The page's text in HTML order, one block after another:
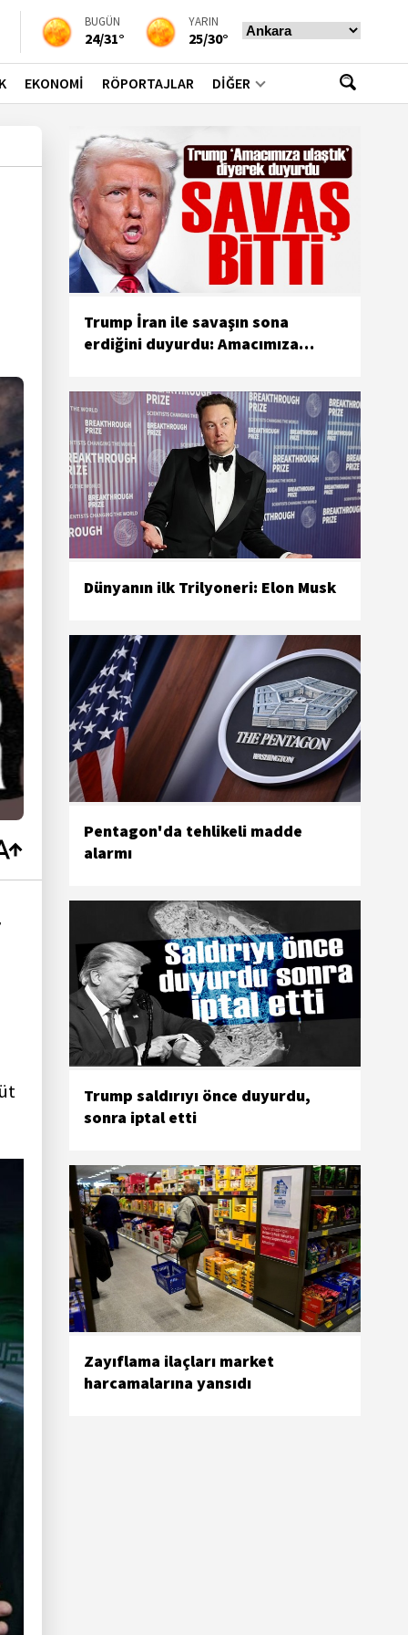
BUGÜN
24/31°
YARIN
25/30°
EKONOMİ RÖPORTAJLAR DİĞER
Trump İran ile savaşın sona
erdiğini duyurdu: Amacımıza
Dünyanın ilk Trilyoneri: Elon Musk
Pentagon'da tehlikeli madde
alarmı
Trump saldırıyı önce duyurdu,
sonra iptal etti
Zayıflama ilaçları market
harcamalarına yansıdı